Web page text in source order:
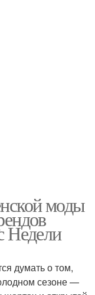
моды
Недели
думать о том,
сезоне —